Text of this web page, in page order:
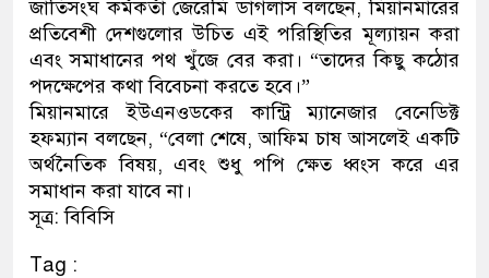
জাতিসংঘ কর্মকর্তা জেরেমি ডাগলাস বলছেন, মিয়ানমারের
প্রতিবেশী দেশগুলোর উচিত এই পরিস্থিতির মূল্যায়ন করা
এবং সমাধানের পথ খুঁজে বের করা। “তাদের কিছু কঠোর
পদক্ষেপের কথা বিবেচনা করতে হবে।”
মিয়ানমারে ইউএনওডকের কান্ট্রি ম্যানেজার বেনেডিক্ট
হফম্যান বলছেন, “বেলা শেষে, আফিম চাষ আসলেই একটি
অর্থনৈতিক বিষয়, এবং শুধু পপি ক্ষেত ধ্বংস করে এর
সমাধান করা যাবে না।
সূত্র: বিবিসি
Tag :